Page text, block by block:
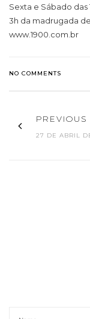
Sexta e Sábado das
3h da madrugada
www.1900.com.br
NO COMMENTS
PREVIOUS
27 DE ABRIL